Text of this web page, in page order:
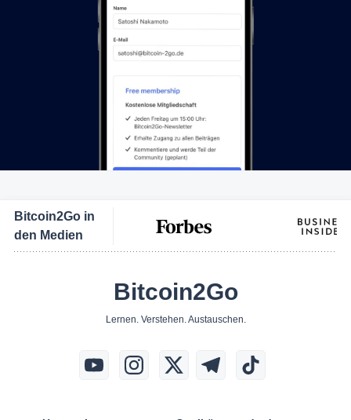
Bitcoin2Go in
den Medien
Bitcoin2Go
Lernen. Verstehen. Austauschen.